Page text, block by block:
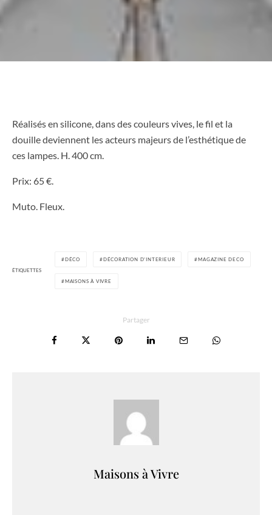
Réalisés en silicone, dans des couleurs vives, le fil et la
douille deviennent les acteurs majeurs de l’esthétique de
ces lampes. H. 400 cm.
Prix: 65 €.
Muto. Fleux.
ÉTIQUETTES
DÉCO DÉCORATION D'INTERIEUR MAGAZINE DECO
MAISONS À VIVRE
Partager
Maisons à Vivre